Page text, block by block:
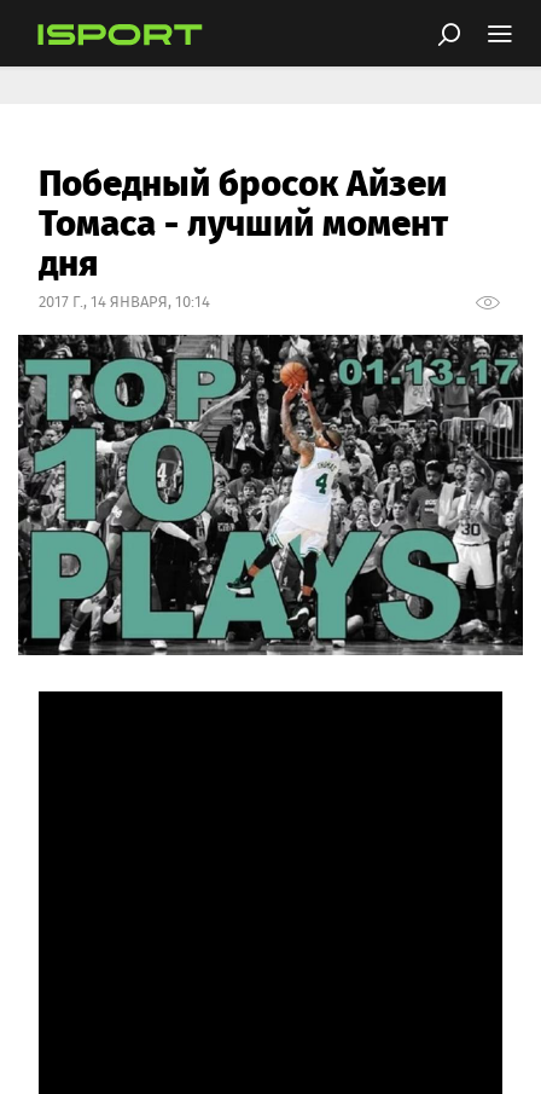
Победный бросок Айзеи
Томаса - лучший момент
дня
2017 Г., 14 ЯНВАРЯ, 10:14